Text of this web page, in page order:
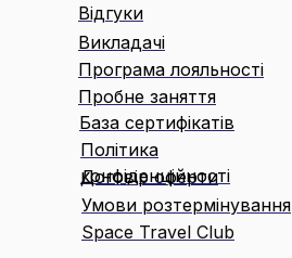
Відгуки
Викладачі
Пробне заняття
База сертифікатів
Програма лояльності
Політика
конфіденційності
Договір оферти
Умови розтермінування
Space Travel Club